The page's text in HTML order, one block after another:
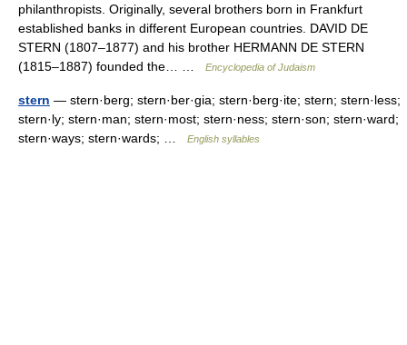
philanthropists. Originally, several brothers born in Frankfurt
established banks in different European countries. DAVID DE
STERN (1807–1877) and his brother HERMANN DE STERN
(1815–1887) founded the… …
Encyclopedia of Judaism
stern — stern·berg; stern·ber·gia; stern·berg·ite; stern; stern·less;
stern·ly; stern·man; stern·most; stern·ness; stern·son; stern·ward;
stern·ways; stern·wards; …
English syllables